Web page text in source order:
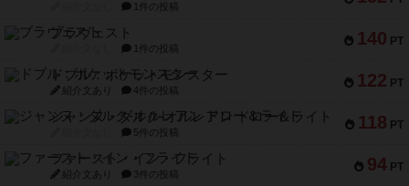
1件の投稿
140 PT
ブラヴェスト
1件の投稿
122 PT
ドブル：ポケットモンスター
紹介文あり 4件の投稿
118 PT
ジャンヌ・ダルク-オルレアン ドロー＆ライト
5件の投稿
94 PT
ファースト・イン・フライト
紹介文あり 3件の投稿